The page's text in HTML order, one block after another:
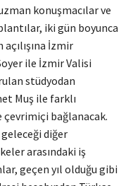
konuşmacılar ve
iki gün boyunca
İzmir
ile İzmir Valisi
stüdyodan
Muş ile farklı
bağlanacak.
diğer
arasındaki iş
geçen yıl olduğu gibi